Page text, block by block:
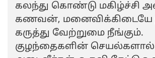
கலந்து கொண்டு மகிழ்ச்சி
கணவன், மனைவிக்கிடையே
கருத்து வேற்றுமை நீங்கும்.
குழந்தைகளின் செயல்களால்